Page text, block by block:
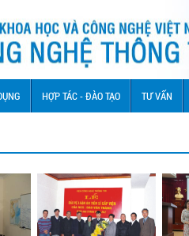
HỢP TÁC - ĐÀO TẠO TƯ VẤN